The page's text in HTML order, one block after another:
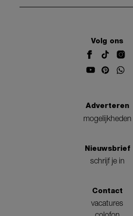
Volg ons
Adverteren
mogelijkheden
Nieuwsbrief
schrijf je in
Contact
vacatures